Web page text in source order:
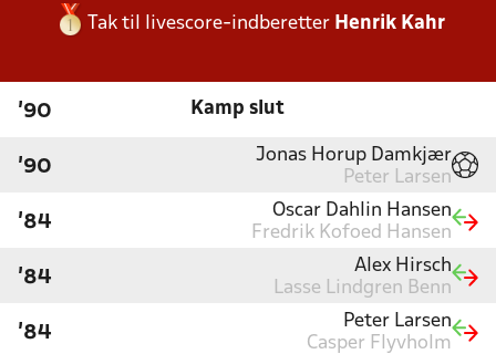
Tak til livescore-indberetter Henrik Kahr
'90 Kamp slut
'90
Jonas Horup Damkjær
Peter Larsen
'84
Oscar Dahlin Hansen
Fredrik Kofoed Hansen
'84
Alex Hirsch
Lasse Lindgren Benn
'84
Peter Larsen
Casper Flyvholm